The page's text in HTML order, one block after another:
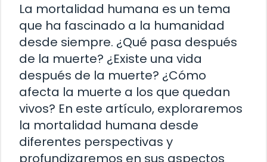
La mortalidad humana es un tema
que ha fascinado a la humanidad
desde siempre. ¿Qué pasa después
de la muerte? ¿Existe una vida
después de la muerte? ¿Cómo
afecta la muerte a los que quedan
vivos? En este artículo, exploraremos
la mortalidad humana desde
diferentes perspectivas y
profundizaremos en sus aspectos